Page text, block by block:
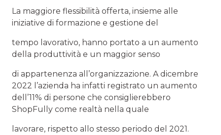
La maggiore flessibilità offerta, insieme alle
iniziative di formazione e gestione del
tempo lavorativo, hanno portato a un aumento
della produttività e un maggior senso
di appartenenza all’organizzazione. A dicembre
2022 l’azienda ha infatti registrato un aumento
dell’11% di persone che consiglierebbero
ShopFully come realtà nella quale
lavorare, rispetto allo stesso periodo del 2021.